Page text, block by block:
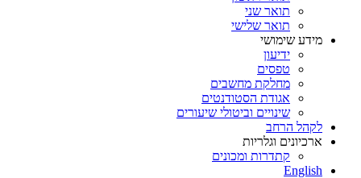
תואר שני
תואר שלישי
מידע שימושי
ידיעון
טפסים
מחלקת מחשבים
אגודת הסטודנטים
שינויים וביטולי שיעורים
לקהל הרחב
ארכיונים וגלריות
קתדרות ומכונים
English